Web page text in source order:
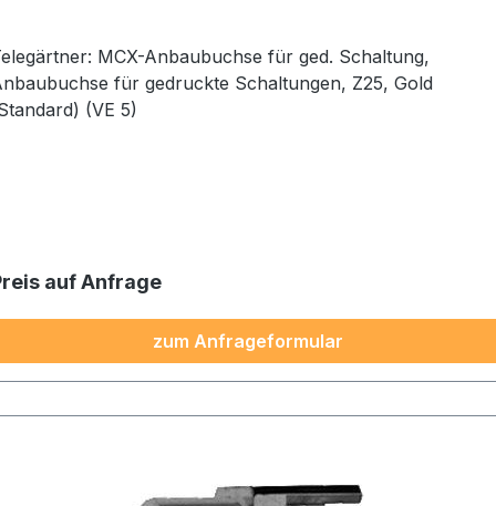
MCX-Anbaubuchse für ged. Schaltung,
für gedruckte Schaltungen, Z25, Gold
(VE 5)
auf Anfrage
zum Anfrageformular